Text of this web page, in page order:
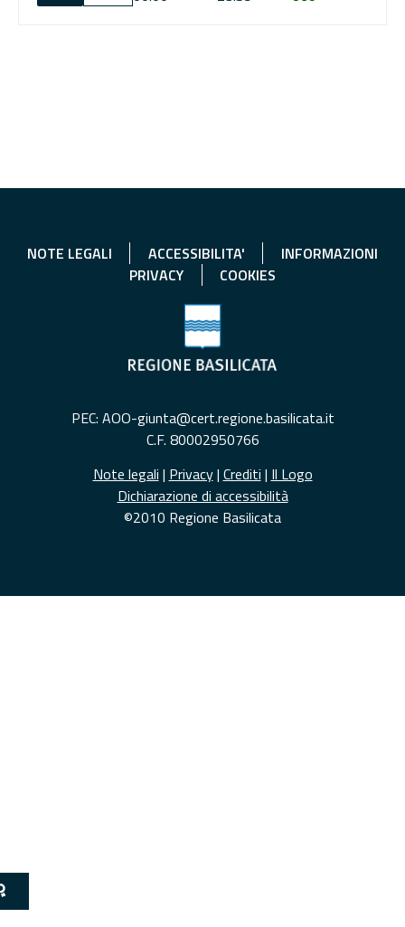
NOTE LEGALI ACCESSIBILITA'
INFORMAZIONI
PRIVACY
COOKIES
PEC: AOO-giunta@cert.regione.basilicata.it
C.F. 80002950766
Note legali | Privacy| Crediti | Il Logo
Dichiarazione di accessibilità
©2010 Regione Basilicata